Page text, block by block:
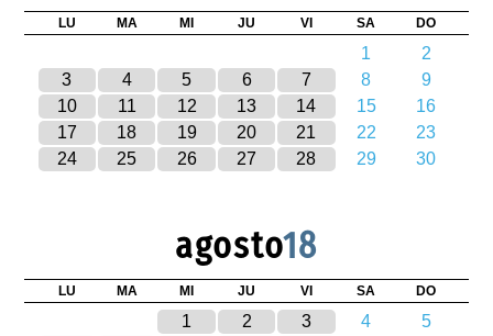
LU MA MI JU VI SA DO
1
2
3
4 5 6 7 8
9
10
11 12 13 14 15
16
17
18 19 20 21 22
23
24
25 26 27 28 29 30
agosto18
LU MA MI JU VI SA DO
1 2 3 4
5